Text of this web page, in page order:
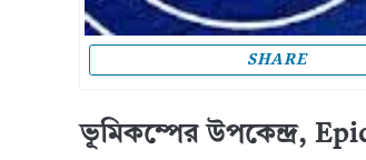
SHARE
ভূমিকম্পের উপকেন্দ্র,